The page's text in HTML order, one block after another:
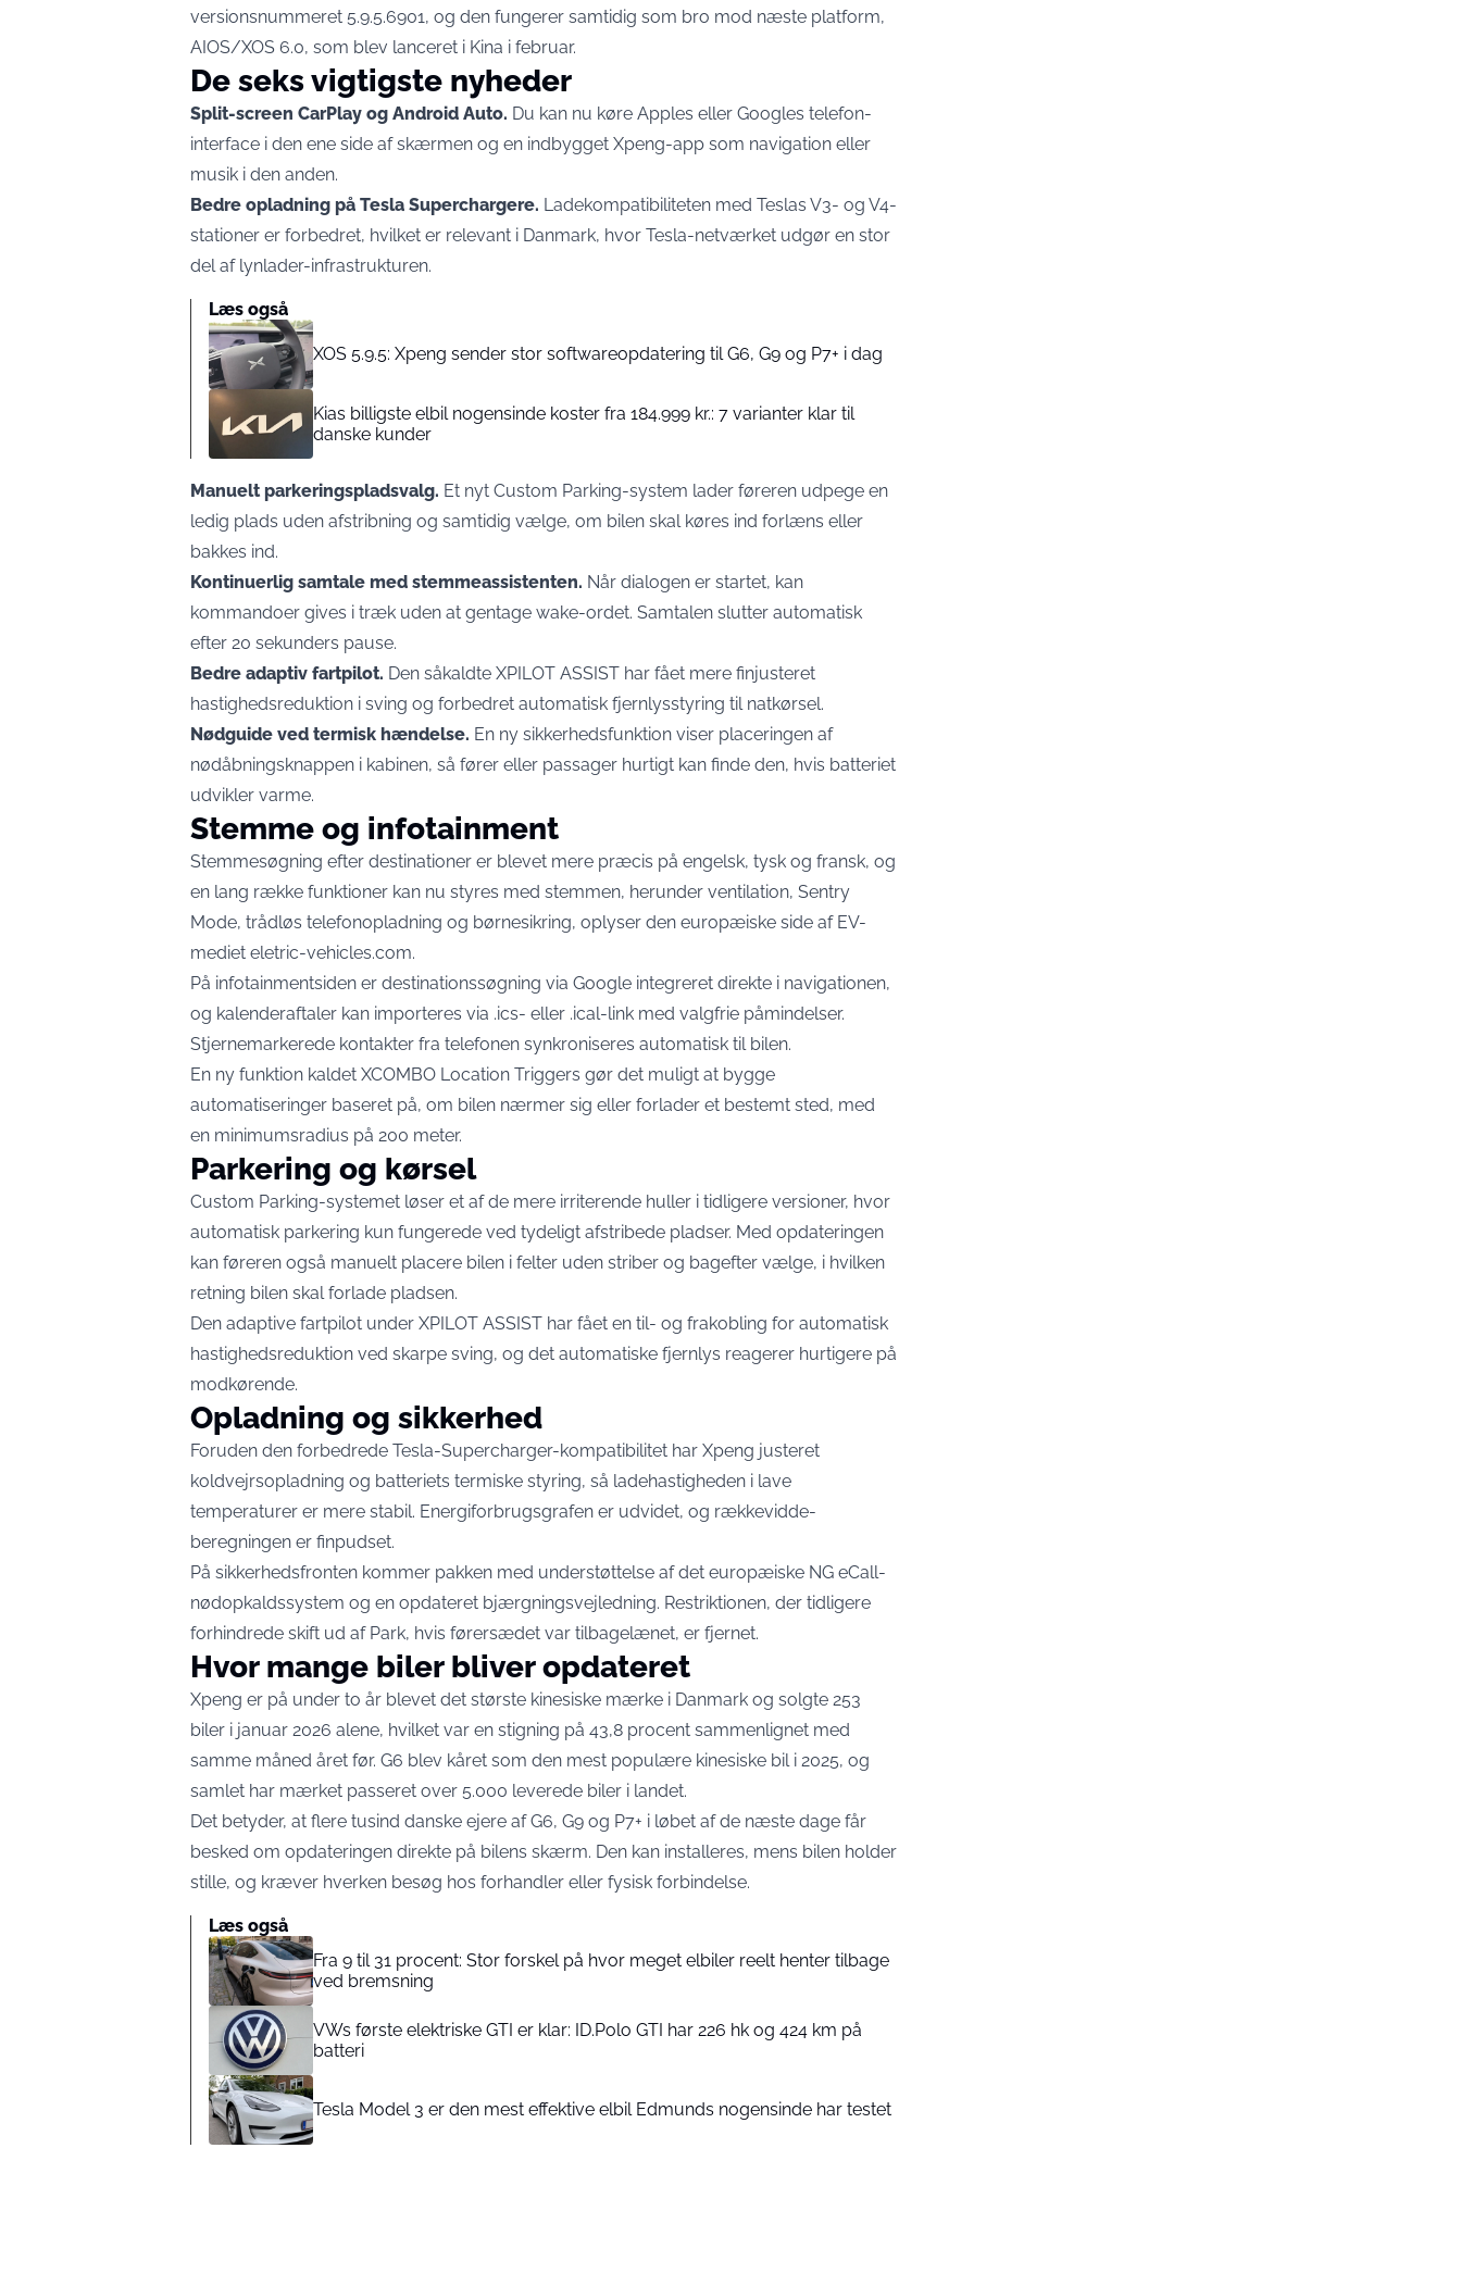
versionsnummeret 5.9.5.6901, og den fungerer samtidig som bro mod næste platform,
AIOS/XOS 6.0, som blev lanceret i Kina i februar.
De seks vigtigste nyheder
Split-screen CarPlay og Android Auto. Du kan nu køre Apples eller Googles telefon-
interface i den ene side af skærmen og en indbygget Xpeng-app som navigation eller
musik i den anden.
Bedre opladning på Tesla Superchargere. Ladekompatibiliteten med Teslas V3- og V4-
stationer er forbedret, hvilket er relevant i Danmark, hvor Tesla-netværket udgør en stor
del af lynlader-infrastrukturen.
Læs også
XOS 5.9.5: Xpeng sender stor softwareopdatering til G6, G9 og P7+ i dag
Kias billigste elbil nogensinde koster fra 184.999 kr.: 7 varianter klar til
danske kunder
Manuelt parkeringspladsvalg. Et nyt Custom Parking-system lader føreren udpege en
ledig plads uden afstribning og samtidig vælge, om bilen skal køres ind forlæns eller
bakkes ind.
Kontinuerlig samtale med stemmeassistenten. Når dialogen er startet, kan
kommandoer gives i træk uden at gentage wake-ordet. Samtalen slutter automatisk
efter 20 sekunders pause.
Bedre adaptiv fartpilot. Den såkaldte XPILOT ASSIST har fået mere finjusteret
hastighedsreduktion i sving og forbedret automatisk fjernlysstyring til natkørsel.
Nødguide ved termisk hændelse. En ny sikkerhedsfunktion viser placeringen af
nødåbningsknappen i kabinen, så fører eller passager hurtigt kan finde den, hvis batteriet
udvikler varme.
Stemme og infotainment
Stemmesøgning efter destinationer er blevet mere præcis på engelsk, tysk og fransk, og
en lang række funktioner kan nu styres med stemmen, herunder ventilation, Sentry
Mode, trådløs telefonopladning og børnesikring, oplyser den europæiske side af EV-
mediet eletric-vehicles.com.
På infotainmentsiden er destinationssøgning via Google integreret direkte i navigationen,
og kalenderaftaler kan importeres via .ics- eller .ical-link med valgfrie påmindelser.
Stjernemarkerede kontakter fra telefonen synkroniseres automatisk til bilen.
En ny funktion kaldet XCOMBO Location Triggers gør det muligt at bygge
automatiseringer baseret på, om bilen nærmer sig eller forlader et bestemt sted, med
en minimumsradius på 200 meter.
Parkering og kørsel
Custom Parking-systemet løser et af de mere irriterende huller i tidligere versioner, hvor
automatisk parkering kun fungerede ved tydeligt afstribede pladser. Med opdateringen
kan føreren også manuelt placere bilen i felter uden striber og bagefter vælge, i hvilken
retning bilen skal forlade pladsen.
Den adaptive fartpilot under XPILOT ASSIST har fået en til- og frakobling for automatisk
hastighedsreduktion ved skarpe sving, og det automatiske fjernlys reagerer hurtigere på
modkørende.
Opladning og sikkerhed
Foruden den forbedrede Tesla-Supercharger-kompatibilitet har Xpeng justeret
koldvejrsopladning og batteriets termiske styring, så ladehastigheden i lave
temperaturer er mere stabil. Energiforbrugsgrafen er udvidet, og rækkevidde-
beregningen er finpudset.
På sikkerhedsfronten kommer pakken med understøttelse af det europæiske NG eCall-
nødopkaldssystem og en opdateret bjærgningsvejledning. Restriktionen, der tidligere
forhindrede skift ud af Park, hvis førersædet var tilbagelænet, er fjernet.
Hvor mange biler bliver opdateret
Xpeng er på under to år blevet det største kinesiske mærke i Danmark og solgte 253
biler i januar 2026 alene, hvilket var en stigning på 43,8 procent sammenlignet med
samme måned året før. G6 blev kåret som den mest populære kinesiske bil i 2025, og
samlet har mærket passeret over 5.000 leverede biler i landet.
Det betyder, at flere tusind danske ejere af G6, G9 og P7+ i løbet af de næste dage får
besked om opdateringen direkte på bilens skærm. Den kan installeres, mens bilen holder
stille, og kræver hverken besøg hos forhandler eller fysisk forbindelse.
Læs også
Fra 9 til 31 procent: Stor forskel på hvor meget elbiler reelt henter tilbage
ved bremsning
VWs første elektriske GTI er klar: ID.Polo GTI har 226 hk og 424 km på
batteri
Tesla Model 3 er den mest effektive elbil Edmunds nogensinde har testet